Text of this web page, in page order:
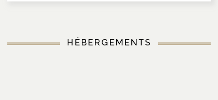
HÉBERGEMENTS